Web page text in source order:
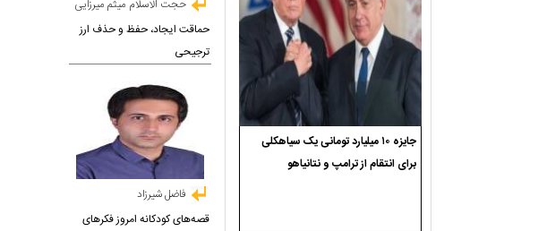
جایزه ۱۰ میلیارد تومانی یک سیاهکلی
برای انتقام از ترامپ و نتانیاهو
حجت الاسلام میثم میرزایی
حماقت ایجاد، حفظ و حذف ارز
ترجیحی
فاضل شیرزاد
قصه‌های کودکانه امروز فکرهای